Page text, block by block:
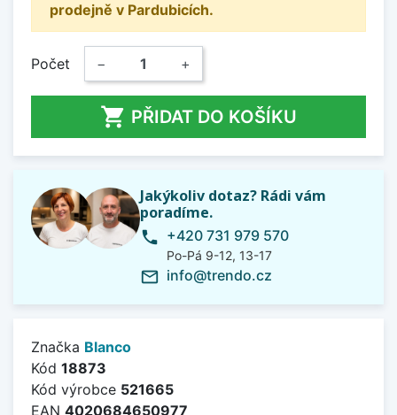
prodejně v Pardubicích.
Počet − +
 PŘIDAT DO KOŠÍKU
Jakýkoliv dotaz? Rádi vám
poradíme.
phone +420 731 979 570
Po-Pá 9-12, 13-17
mail_outline info@trendo.cz
Značka Blanco
Kód 18873
Kód výrobce 521665
EAN 4020684650977